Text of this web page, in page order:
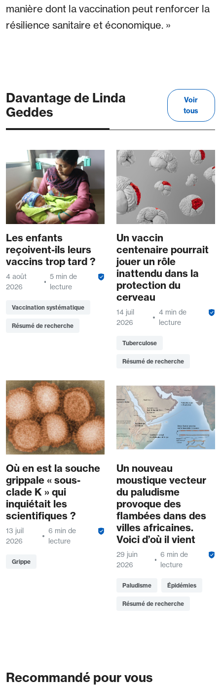
manière dont la vaccination peut renforcer la
résilience sanitaire et économique. »
Davantage de Linda
Geddes
Voir
tous
Les enfants
reçoivent-ils leurs
vaccins trop tard ?
4 août
2026
5 min de
lecture
Vaccination systématique
Résumé de recherche
Un vaccin
centenaire pourrait
jouer un rôle
inattendu dans la
protection du
cerveau
14 juil
2026
4 min de
lecture
Tuberculose
Résumé de recherche
Où en est la souche
grippale « sous-
clade K » qui
inquiétait les
scientifiques ?
13 juil
2026
6 min de
lecture
Grippe
Un nouveau
moustique vecteur
du paludisme
provoque des
flambées dans des
villes africaines.
Voici d’où il vient
29 juin
2026
6 min de
lecture
Paludisme Épidémies
Résumé de recherche
Recommandé pour vous